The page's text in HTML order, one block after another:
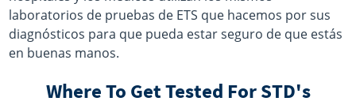
laboratorios de pruebas de ETS que hacemos por sus
diagnósticos para que pueda estar seguro de que estás
en buenas manos.
Where To Get Tested For STD's